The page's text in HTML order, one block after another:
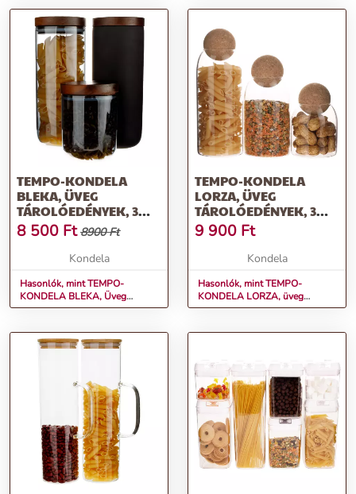
TEMPO-KONDELA
BLEKA, ÜVEG
TÁROLÓEDÉNYEK, 3
DB-OS SZETT, FEDŐVEL,
ÜVEG/FA
8 500 Ft 8900 Ft
Kondela
Hasonlók, mint TEMPO-
KONDELA BLEKA, Üveg
tárolóedények, 3 db-os szett,
TEMPO-KONDELA
LORZA, ÜVEG
TÁROLÓEDÉNYEK, 3
DB-OS SZETT,
DUGÓVAL,
ÜVEG/PARAFA
9 900 Ft
Kondela
Hasonlók, mint TEMPO-
KONDELA LORZA, üveg
tárolóedények, 3 db-os szett,